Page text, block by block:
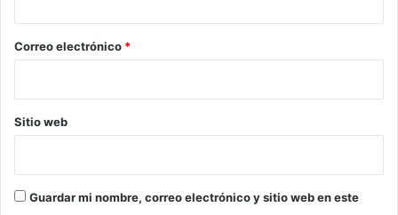
*
Correo electrónico *
Sitio web
Guardar mi nombre, correo electrónico y sitio web en este